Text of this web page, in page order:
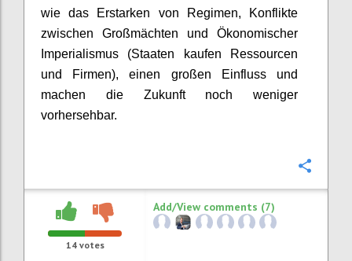
wie das Erstarken von Regimen, Konflikte
zwischen Großmächten und Ökonomischer
Imperialismus (Staaten kaufen
Ressourcen
und Firmen),einen großen Einfluss und
machen dieZukunft noch weniger
vorhersehbar.
14votes
Add/View comments (7)